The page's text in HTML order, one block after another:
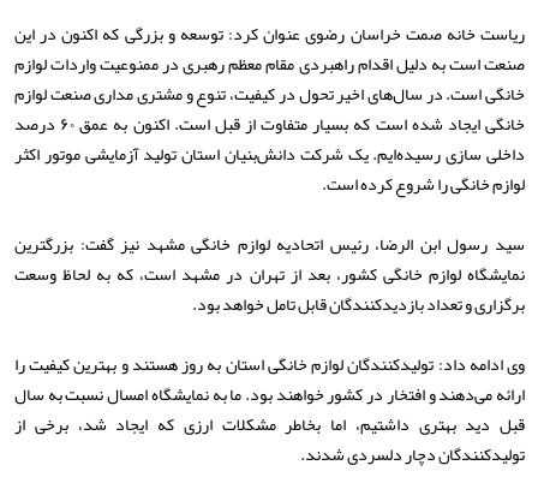
ریاست خانه صمت خراسان رضوی عنوان کرد: توسعه و بزرگی که اکنون در این
صنعت است به دلیل اقدام راهبردی مقام معظم رهبری در ممنوعیت واردات لوازم
خانگی است. در سال‌های اخیر تحول در کیفیت، تنوع و مشتری مداری صنعت لوازم
خانگی ایجاد شده است که بسیار متفاوت از قبل است. اکنون به عمق ۶۰ درصد
داخلی سازی رسیده‌ایم. یک شرکت دانش‌بنیان استان تولید آزمایشی موتور اکثر
لوازم خانگی را شروع کرده است.
سید رسول ابن الرضا، رئیس اتحادیه لوازم خانگی مشهد نیز گفت: بزرگترین
نمایشگاه لوازم خانگی کشور، بعد از تهران در مشهد است، که به لحاظ وسعت
برگزاری و تعداد بازدیدکنندگان قابل تامل خواهد بود.
وی ادامه داد: تولیدکنندگان لوازم خانگی استان به روز‌ هستند و بهترین کیفیت را
ارائه می‌دهند و افتخار در کشور خواهند بود. ما به نمایشگاه امسال نسبت به سال
قبل دید بهتری داشتیم، اما بخاطر مشکلات ارزی که ایجاد شد، برخی از
تولیدکنندگان دچار دلسردی شدند.